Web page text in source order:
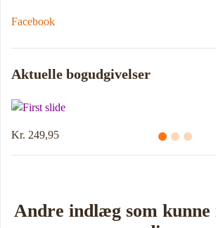
Facebook
Aktuelle bogudgivelser
Kr. 249,95
Andre indlæg som kunne